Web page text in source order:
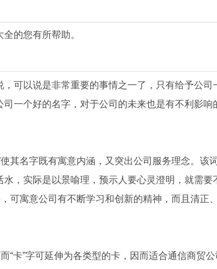
的您有所帮助。
可以说是非常重要的事情之一了，只有给予公司
一个好的名字，对于公司的未来也是有不利影响
其名字既有寓意内涵，又突出公司服务理念。该
，实际是以景喻理，预示人要心灵澄明，就需要
可寓意公司有不断学习和创新的精神，而且清正
“卡”字可延伸为各类型的卡，因而适合通信商贸